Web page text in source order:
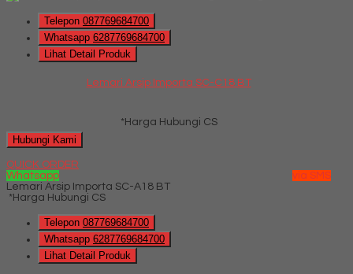
Telepon 087769684700
Whatsapp 6287769684700
Lihat Detail Produk
Lemari Arsip Importa SC-C18 BT
*Harga Hubungi CS
Hubungi Kami
QUICK ORDER
Whatsapp
via SMS
Lemari Arsip Importa SC-A18 BT
*Harga Hubungi CS
Telepon 087769684700
Whatsapp 6287769684700
Lihat Detail Produk